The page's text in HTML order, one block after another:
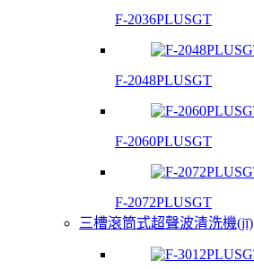
F-2036PLUSGT
F-2048PLUSGT
F-2060PLUSGT
F-2072PLUSGT
三槽滾筒式超聲波清洗機(jī)